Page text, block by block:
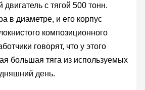
с тягой 500 тонн.
в диаметре, и его корпус
композиционного
говорят, что у этого
большая тяга из используемых
день.